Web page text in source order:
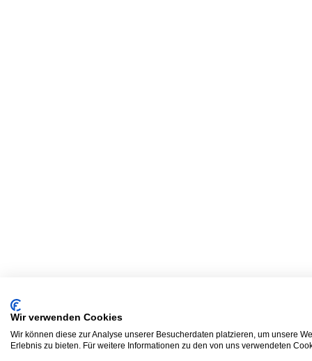
Wir verwenden Cookies
Wir können diese zur Analyse unserer Besucherdaten platzieren, um unsere
Erlebnis zu bieten. Für weitere Informationen zu den von uns verwendeten